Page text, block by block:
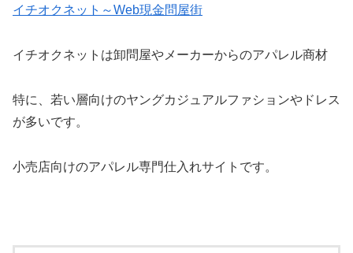
イチオクネット～Web現金問屋街
イチオクネットは卸問屋やメーカーからのアパレル商材
特に、若い層向けのヤングカジュアルファションやドレス
が多いです。
小売店向けのアパレル専門仕入れサイトです。